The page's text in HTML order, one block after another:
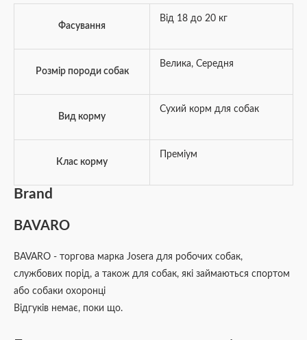
Фасування
Від 18 до 20 кг
Розмір породи собак
Велика, Середня
Вид корму
Сухий корм для собак
Клас корму
Преміум
Brand
BAVARO
BAVARO - торгова марка Josera для робочих собак,
службових порід, а також для собак, які займаються спортом
або собаки охоронці
Відгуків немає, поки що.